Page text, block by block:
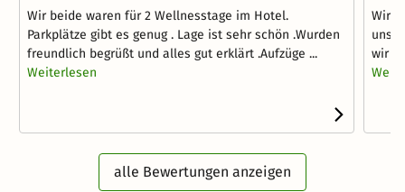
Wir beide waren für 2 Wellnesstage im Hotel.
Parkplätze gibt es genug . Lage ist sehr schön .Wurden
freundlich begrüßt und alles gut erklärt .Aufzüge ...
Weiterlesen
Wir
wir
alle Bewertungen anzeigen